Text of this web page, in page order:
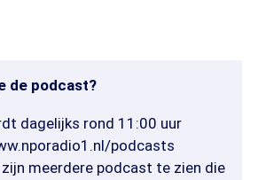
de podcast?
dagelijks rond 11:00 uur
podcasts
meerdere podcast te zien die